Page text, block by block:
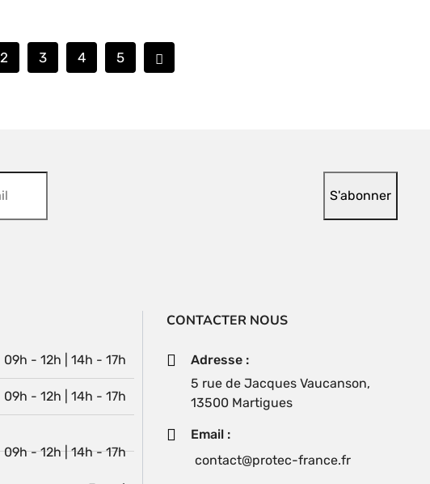
2 3 4 5
09h - 12h | 14h - 17h
09h - 12h | 14h - 17h
09h - 12h | 14h - 17h
CONTACTER NOUS
Adresse :
5 rue de Jacques Vaucanson,
13500 Martigues
Email :
contact@protec-france.fr